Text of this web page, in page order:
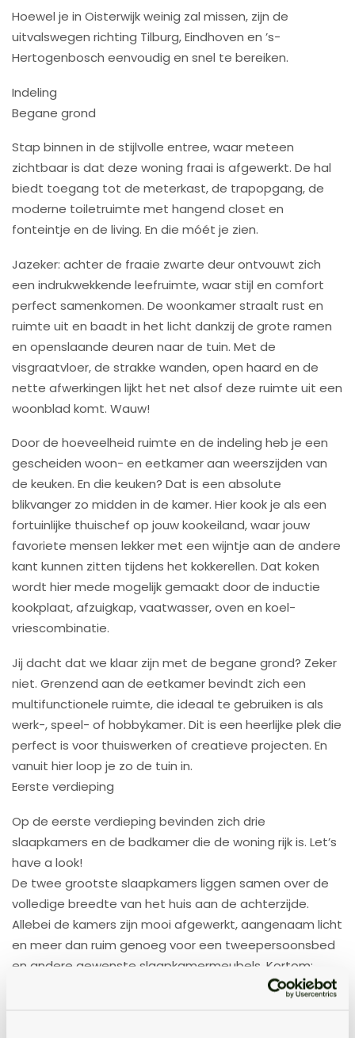
Hoewel je in Oisterwijk weinig zal missen, zijn de
uitvalswegen richting Tilburg, Eindhoven en ’s-
Hertogenbosch eenvoudig en snel te bereiken.
Indeling
Begane grond
Stap binnen in de stijlvolle entree, waar meteen
zichtbaar is dat deze woning fraai is afgewerkt. De hal
biedt toegang tot de meterkast, de trapopgang, de
moderne toiletruimte met hangend closet en
fonteintje en de living. En die móét je zien.
Jazeker: achter de fraaie zwarte deur ontvouwt zich
een indrukwekkende leefruimte, waar stijl en comfort
perfect samenkomen. De woonkamer straalt rust en
ruimte uit en baadt in het licht dankzij de grote ramen
en openslaande deuren naar de tuin. Met de
visgraatvloer, de strakke wanden, open haard en de
nette afwerkingen lijkt het net alsof deze ruimte uit een
woonblad komt. Wauw!
Door de hoeveelheid ruimte en de indeling heb je een
gescheiden woon- en eetkamer aan weerszijden van
de keuken. En die keuken? Dat is een absolute
blikvanger zo midden in de kamer. Hier kook je als een
fortuinlijke thuischef op jouw kookeiland, waar jouw
favoriete mensen lekker met een wijntje aan de andere
kant kunnen zitten tijdens het kokkerellen. Dat koken
wordt hier mede mogelijk gemaakt door de inductie
kookplaat, afzuigkap, vaatwasser, oven en koel-
vriescombinatie.
Jij dacht dat we klaar zijn met de begane grond? Zeker
niet. Grenzend aan de eetkamer bevindt zich een
multifunctionele ruimte, die ideaal te gebruiken is als
werk-, speel- of hobbykamer. Dit is een heerlijke plek die
perfect is voor thuiswerken of creatieve projecten. En
vanuit hier loop je zo de tuin in.
Eerste verdieping
Op de eerste verdieping bevinden zich drie
slaapkamers en de badkamer die de woning rijk is. Let’s
have a look!
De twee grootste slaapkamers liggen samen over de
volledige breedte van het huis aan de achterzijde.
Allebei de kamers zijn mooi afgewerkt, aangenaam licht
en meer dan ruim genoeg voor een tweepersoonsbed
en andere gewenste slaapkamermeubels. Kortom:
uitermate geschikt als master bedroom en